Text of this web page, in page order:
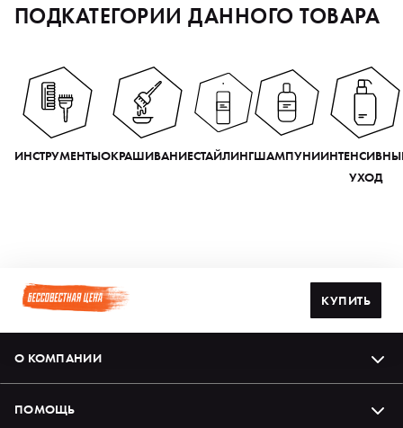
ПОДКАТЕГОРИИ ДАННОГО ТОВАРА
ИНСТРУМЕНТЫОКРАШИВАНИЕСТАЙЛИНГШАМПУНИ
УХОД
КУПИТЬ
О КОМПАНИИ
ПОМОЩЬ